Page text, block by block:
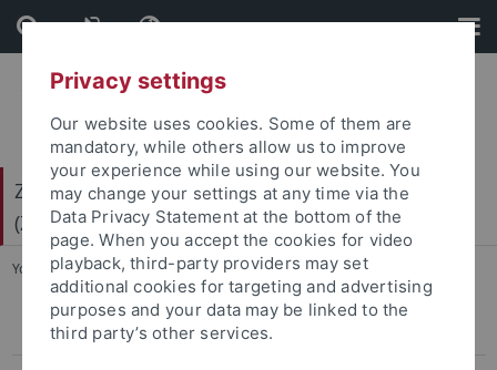
Skip
to
content
Skip
to
footer
Zentrum für Gender- und Diversitätsforschung
(ZGD)
You are here: Startseite ... Team
Ingrid Hotz-Davies
Privacy settings
Our website uses cookies. Some of them are
mandatory, while others allow us to improve
your experience while using our website. You
may change your settings at any time via the
Data Privacy Statement at the bottom of the
page. When you accept the cookies for video
playback, third-party providers may set
additional cookies for targeting and advertising
purposes and your data may be linked to the
third party’s other services.